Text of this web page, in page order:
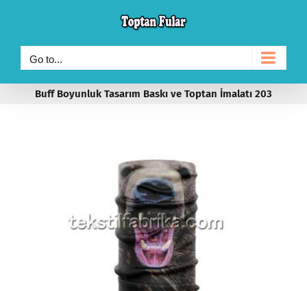
content
Go to...
Buff Boyunluk Tasarım Baskı ve Toptan İmalatı 203